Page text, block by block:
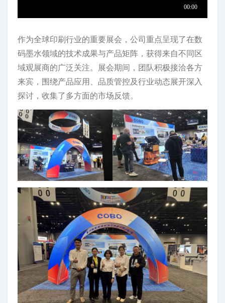
作为全球印刷行业的重要展会，公司重点呈现了在数
码墨水领域的技术成果与产品矩阵，获得来自不同区
域观展商的广泛关注。展会期间，团队积极接洽各方
来宾，围绕产品应用、品质管控及行业动态展开深入
探讨，收集了多方面的市场反馈。